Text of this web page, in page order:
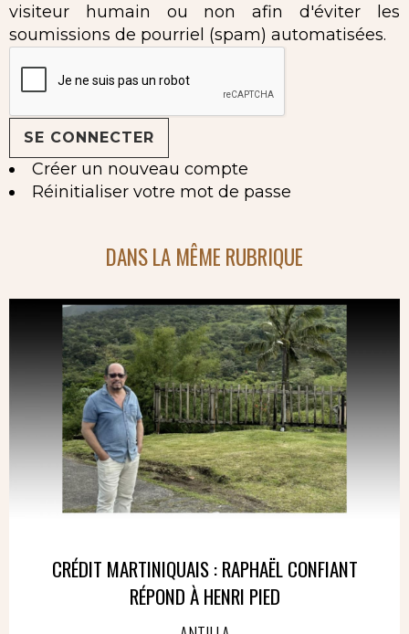
visiteur humain ou non afin d'éviter les
soumissions de pourriel (spam) automatisées.
Créer un nouveau compte
Réinitialiser votre mot de passe
DANS LA MÊME RUBRIQUE
CRÉDIT MARTINIQUAIS : RAPHAËL CONFIANT
RÉPOND À HENRI PIED